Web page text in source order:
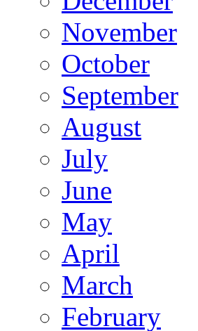
November
October
September
August
July
June
May
April
March
February